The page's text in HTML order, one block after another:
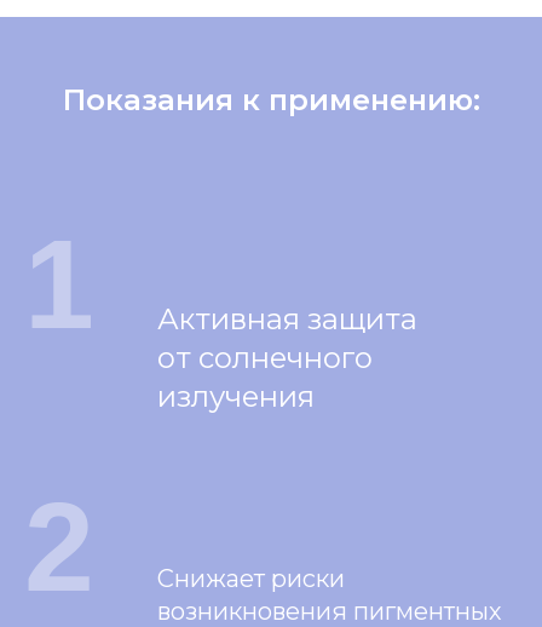
Показания к применению:
Активная защита
от солнечного
излучения
1
Снижает риски
возникновения пигментных
2